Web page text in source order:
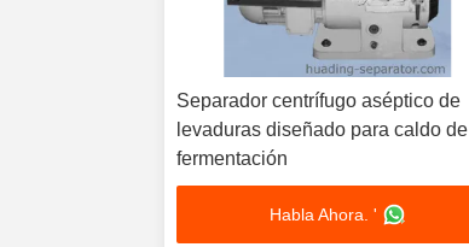
Separador centrífugo aséptico de
levaduras diseñado para caldo de
fermentación
Habla Ahora. '